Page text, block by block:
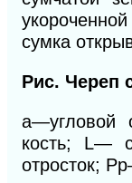
сумка
Рис. Череп
а—угловой
кость; L—
отросток; Рр